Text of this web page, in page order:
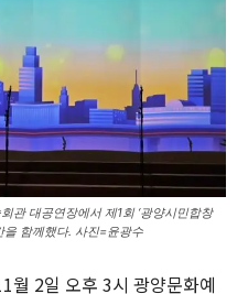
관 대공연장에서 제1회 ‘광양시민합창
을 함께했다. 사진=윤광수
월 2일 오후 3시 광양문화예